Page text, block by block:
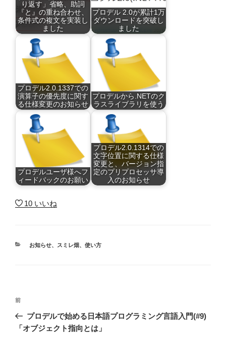
り返す」省略、助詞
『と』の重ね合わせ、
条件式の複文を実装し
ました
プロデル 2.0が累計1万
ダウンロードを突破し
ました
プロデル2.0.1337での
演算子の優先度に関す
る仕様変更のお知らせ
プロデルから.NETのク
ラスライブラリを使う
プロデルユーザ様へフ
ィードバックのお願い
プロデル2.0.1314での
文字位置に関する仕様
変更と、バージョン指
定のプリプロセッサ導
入のお知らせ
10 いいね
カ
お知らせ、 スミレ畑、 使い方
投
ナ
前
の
投
前
プロデルで始める日本語プログラミング言語入門(#9)
「オブジェクト指向とは」